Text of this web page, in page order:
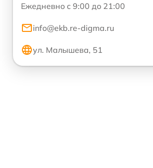
Ежедневно с 9:00 до 21:00
info@ekb.re-digma.ru
ул. Малышева, 51